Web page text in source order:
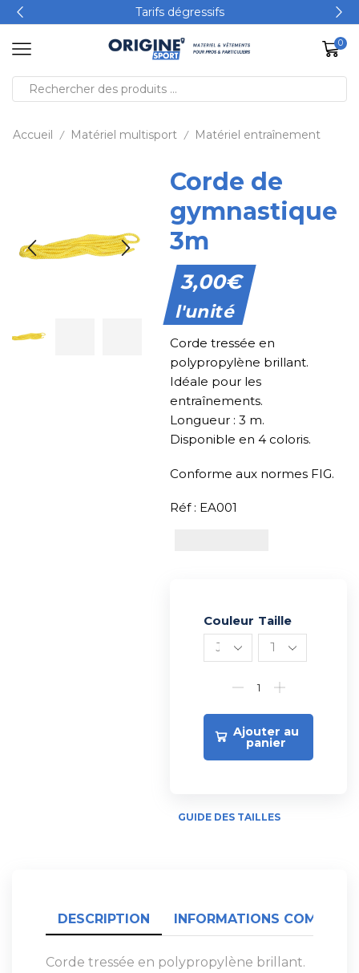
Tarifs dégressifs
0
Accueil / Matériel multisport / Matériel entraînement
Corde de
gymnastique
3m
3,00€
l'unité
Corde tressée en
polypropylène brillant.
Idéale pour les
entraînements.
Longueur : 3 m.
Disponible en 4 coloris.
Conforme aux normes FIG.
Réf : EA001
Couleur Taille
Ajouter au
panier
Alternative:
GUIDE DES TAILLES
DESCRIPTION INFORMATIONS
Corde tressée en polypropylène brillant.